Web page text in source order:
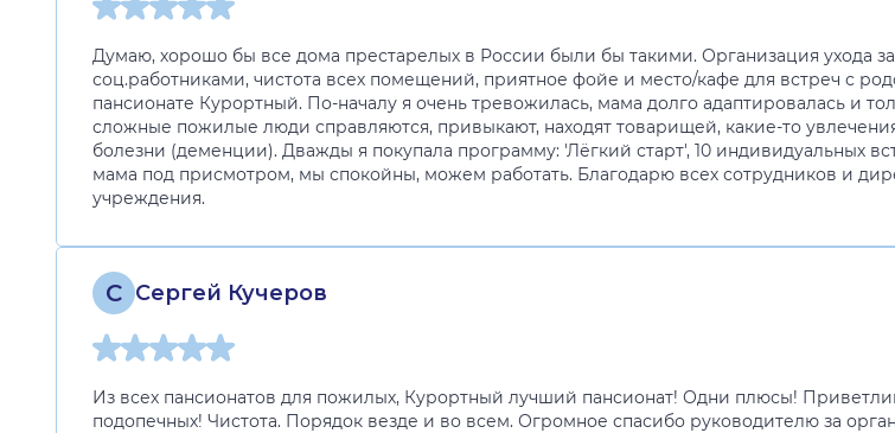
Думаю, хорошо бы все дома престарелых в России были бы такими. Организация ухода
соц.работниками, чистота всех помещений, приятное фойе и место/кафе для встреч с
пансионате Курортный. По-началу я очень тревожилась, мама долго адаптировалась и
сложные пожилые люди справляются, привыкают, находят товарищей, какие-то
болезни (деменции). Дважды я покупала программу: 'Лёгкий старт', 10 индивидуальных
мама под присмотром, мы спокойны, можем работать. Благодарю всех сотрудников и
учреждения.
С Сергей Кучеров
Из всех пансионатов для пожилых, Курортный лучший пансионат! Одни плюсы!
подопечных! Чистота. Порядок везде и во всем. Огромное спасибо руководителю за